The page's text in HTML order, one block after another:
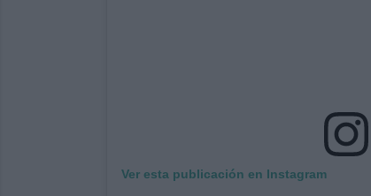
Ver esta publicación en Instagram